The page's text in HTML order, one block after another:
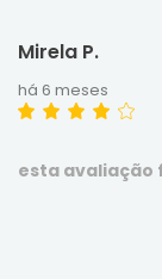
Mirela P.
há 6 meses
esta avaliação